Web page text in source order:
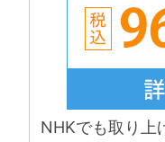
NHKでも取り上